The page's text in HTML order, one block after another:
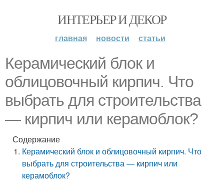
ИНТЕРЬЕР И ДЕКОР
главная новости статьи
Керамический блок и
облицовочный кирпич. Что
выбрать для строительства
— кирпич или керамоблок?
Содержание
Керамический блок и облицовочный кирпич. Что
выбрать для строительства — кирпич или
керамоблок?